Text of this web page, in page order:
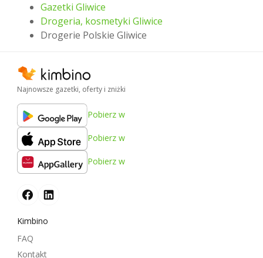
Gazetki Gliwice
Drogeria, kosmetyki Gliwice
Drogerie Polskie Gliwice
Najnowsze gazetki, oferty i zniżki
Pobierz w
Pobierz w
Pobierz w
Kimbino
FAQ
Kontakt